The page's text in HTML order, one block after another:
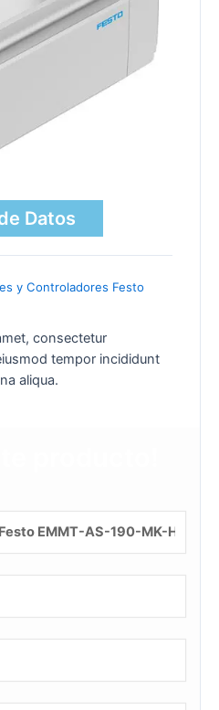
Datos
y Controladores Festo
consectetur
tempor incididunt
aliqua.